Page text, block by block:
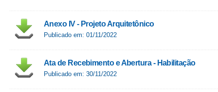
Anexo IV - Projeto Arquitetônico
Publicado em: 01/11/2022
Ata de Recebimento e Abertura - Habilitação
Publicado em: 30/11/2022